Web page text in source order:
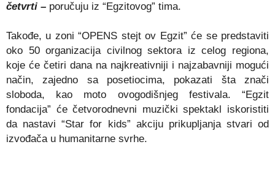
četvrti – poručuju iz “Egzitovog” tima.
Takođe, u zoni “OPENS stejt ov Egzit” će se predstaviti
oko 50 organizacija civilnog sektora iz celog regiona,
koje će četiri dana na najkreativniji i najzabavniji mogući
način, zajedno sa posetiocima, pokazati šta znači
sloboda, kao moto ovogodišnjeg festivala. “Egzit
fondacija” će četvorodnevni muzički spektakl iskoristiti
da nastavi “Star for kids” akciju prikupljanja stvari od
izvođača u humanitarne svrhe.